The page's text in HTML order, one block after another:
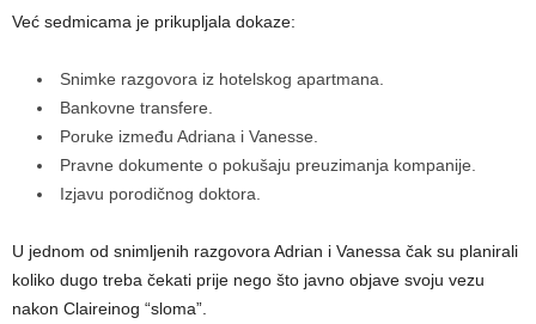
Već sedmicama je prikupljala dokaze:
Snimke razgovora iz hotelskog apartmana.
Bankovne transfere.
Poruke između Adriana i Vanesse.
Pravne dokumente o pokušaju preuzimanja kompanije.
Izjavu porodičnog doktora.
U jednom od snimljenih razgovora Adrian i Vanessa čak su planirali
koliko dugo treba čekati prije nego što javno objave svoju vezu
nakon Claireinog “sloma”.